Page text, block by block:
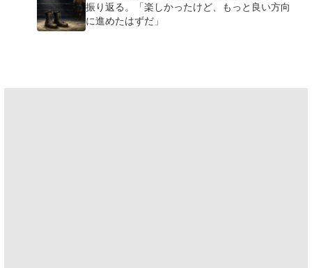
振り返る。「楽しかったけど、もっと良い方向
に進めたはずだ」